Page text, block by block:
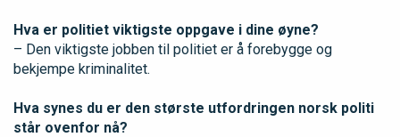
Hva er politiet viktigste oppgave i dine øyne?
– Den viktigste jobben til politiet er å forebygge og
bekjempe kriminalitet.
Hva synes du er den største utfordringen norsk politi
står ovenfor nå?